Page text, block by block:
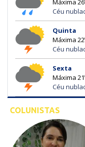
Máxima
Céu
Quinta
Máxima
Céu
Sexta
Máxima
Céu
COLUNISTAS